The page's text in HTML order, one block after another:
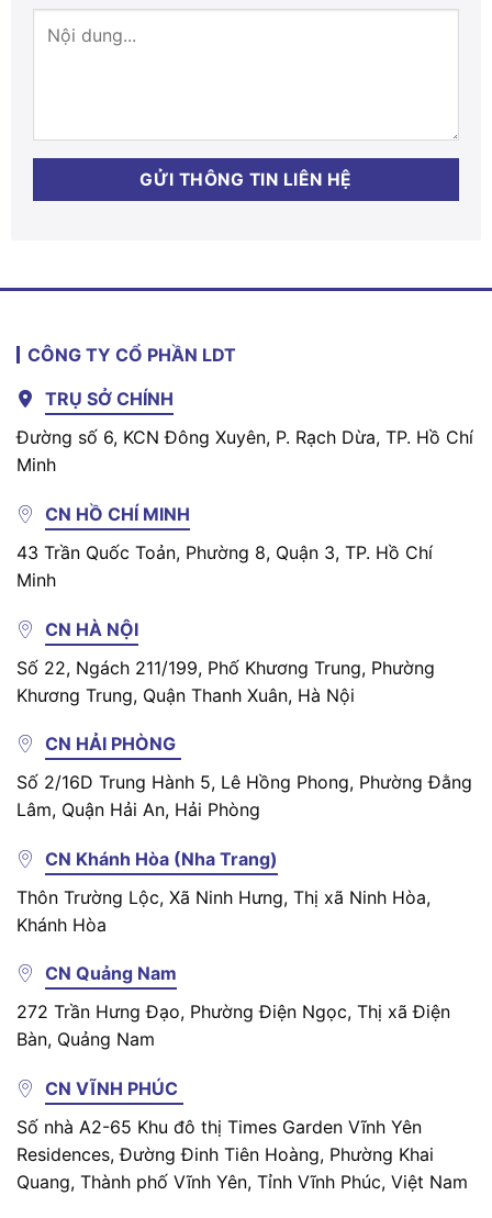
CÔNG TY CỔ PHẦN LDT
TRỤ SỞ CHÍNH
Đường số 6, KCN Đông Xuyên, P. Rạch Dừa, TP. Hồ Chí
Minh
CN HỒ CHÍ MINH
43 Trần Quốc Toản, Phường 8, Quận 3, TP. Hồ Chí
Minh
CN HÀ NỘI
Số 22, Ngách 211/199, Phố Khương Trung, Phường
Khương Trung, Quận Thanh Xuân, Hà Nội
CN HẢI PHÒNG
Số 2/16D Trung Hành 5, Lê Hồng Phong, Phường Đằng
Lâm, Quận Hải An, Hải Phòng
CN Khánh Hòa (Nha Trang)
Thôn Trường Lộc, Xã Ninh Hưng, Thị xã Ninh Hòa,
Khánh Hòa
CN Quảng Nam
272 Trần Hưng Đạo, Phường Điện Ngọc, Thị xã Điện
Bàn, Quảng Nam
CN VĨNH PHÚC
Số nhà A2-65 Khu đô thị Times Garden Vĩnh Yên
Residences, Đường Đinh Tiên Hoàng, Phường Khai
Quang, Thành phố Vĩnh Yên, Tỉnh Vĩnh Phúc, Việt Nam